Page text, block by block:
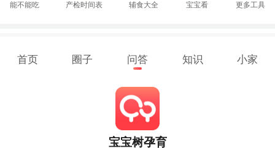
能不能吃 产检时间表 辅食大全 宝宝看 更多工具
首页 圈子 问答 知识 小家
宝宝树孕育